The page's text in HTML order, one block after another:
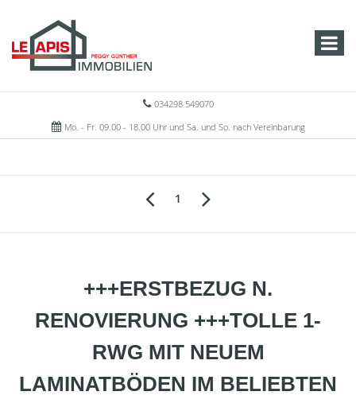
034298 549070
Mo. - Fr. 09.00 - 18.00 Uhr und Sa. und So. nach Vereinbarung
1
+++ERSTBEZUG N.
RENOVIERUNG +++TOLLE 1-
RWG MIT NEUEM
LAMINATBÖDEN IM BELIEBTEN